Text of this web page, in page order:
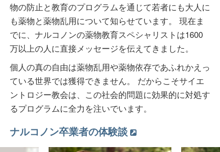
物の防止と教育のプログラムを通じて若者にも大人に
も薬物と薬物乱用について知らせています。 現在ま
でに、ナルコノンの薬物教育スペシャリストは1600
万以上の人に直接メッセージを伝えてきました。
個人の真の自由は薬物乱用や薬物依存であふれかえっ
ている世界では獲得できません。 だからこそサイエ
ントロジー教会は、この社会的問題に効果的に対処す
るプログラムに全力を注いでいます。
ナルコノン卒業者の体験談